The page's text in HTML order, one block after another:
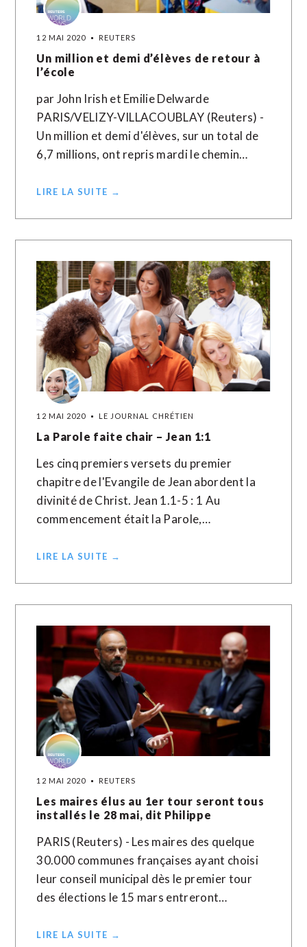
12 MAI 2020 REUTERS
Un million et demi d’élèves de retour à
l’école
par John Irish et Emilie Delwarde
PARIS/VELIZY-VILLACOUBLAY (Reuters) -
Un million et demi d'élèves, sur un total de
6,7 millions, ont repris mardi le chemin…
LIRE LA SUITE →
12 MAI 2020 LE JOURNAL CHRÉTIEN
La Parole faite chair – Jean 1:1
Les cinq premiers versets du premier
chapitre de l'Evangile de Jean abordent la
divinité de Christ. Jean 1.1-5 : 1 Au
commencement était la Parole,…
LIRE LA SUITE →
12 MAI 2020 REUTERS
Les maires élus au 1er tour seront tous
installés le 28 mai, dit Philippe
PARIS (Reuters) - Les maires des quelque
30.000 communes françaises ayant choisi
leur conseil municipal dès le premier tour
des élections le 15 mars entreront…
LIRE LA SUITE →